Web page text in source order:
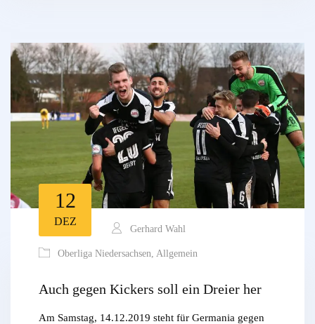
12
DEZ
Gerhard Wahl
Oberliga Niedersachsen Allgemein
Auch gegen Kickers soll ein Dreier her
Am Samstag, 14.12.2019 steht für Germania gegen